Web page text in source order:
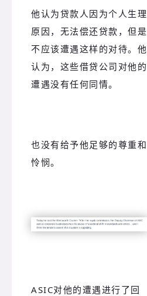
他认为贷款人因为个人生理
原因，无法偿还贷款，但是
不应该遭遇这样的对待。他
认为，这些借贷公司对他的
遭遇没有任何同情。
也没有给予他足够的尊重和
怜悯。
ASIC对他的遭遇进行了回